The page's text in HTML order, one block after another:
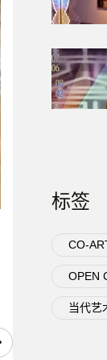
标签
CO-
OPEN
当代艺